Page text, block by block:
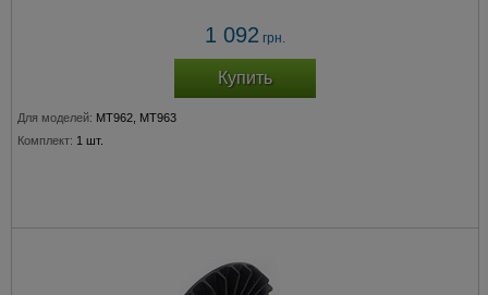
1 092 грн.
Купить
Для моделей: MT962, MT963
Комплект: 1 шт.